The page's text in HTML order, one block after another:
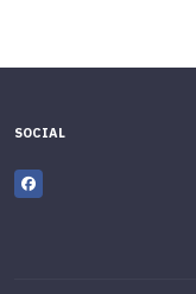
SOCIAL